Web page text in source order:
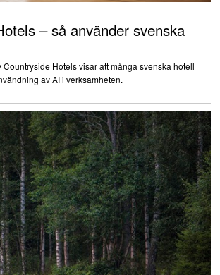
– så använder svenska
Hotels visar att många svenska hotell
av AI i verksamheten.